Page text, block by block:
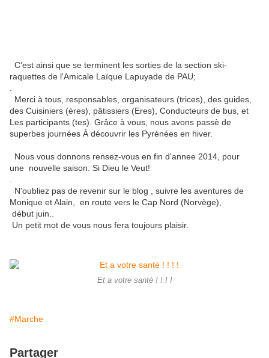
C'est ainsi que se terminent les sorties de la section ski-
raquettes de l'Amicale Laïque Lapuyade de PAU;
Merci à tous, responsables, organisateurs (trices), des guides,
des Cuisiniers (ères), pâtissiers (Eres), Conducteurs de bus, et
Les participants (tes). Grâce à vous, nous avons passè de
superbes journées À découvrir les Pyrénées en hiver.
Nous vous donnons rensez-vous en fin d'annee 2014, pour
une nouvelle saison. Si Dieu le Veut!
N'oubliez pas de revenir sur le blog , suivre les aventures de
Monique et Alain, en route vers le Cap Nord (Norvège),
début juin..
Un petit mot de vous nous fera toujours plaisir.
Et a votre santé ! ! ! !
#Marche
Partager